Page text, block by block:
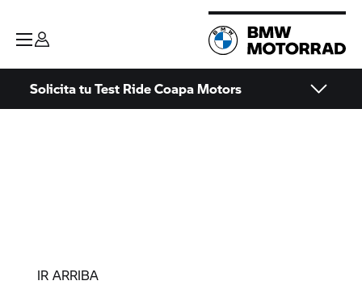
Solicita tu Test Ride Coapa Motors
IR ARRIBA